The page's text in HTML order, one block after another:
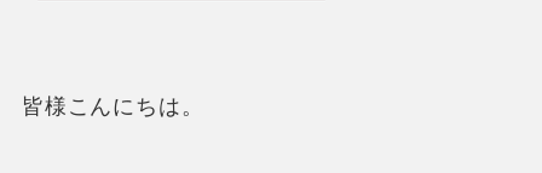
皆様こんにちは。